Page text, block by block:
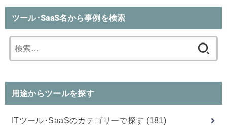
ツール･SaaS名から事例を検索
索:
用途からツールを探す
ITツール･SaaSのカテゴリーで探す (181)